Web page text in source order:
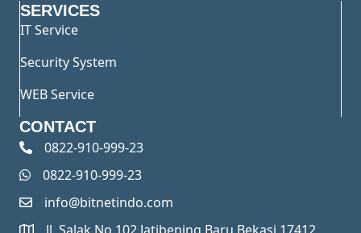
SERVICES
IT Service
Security System
WEB Service
CONTACT
0822-910-999-23
0822-910-999-23
info@bitnetindo.com